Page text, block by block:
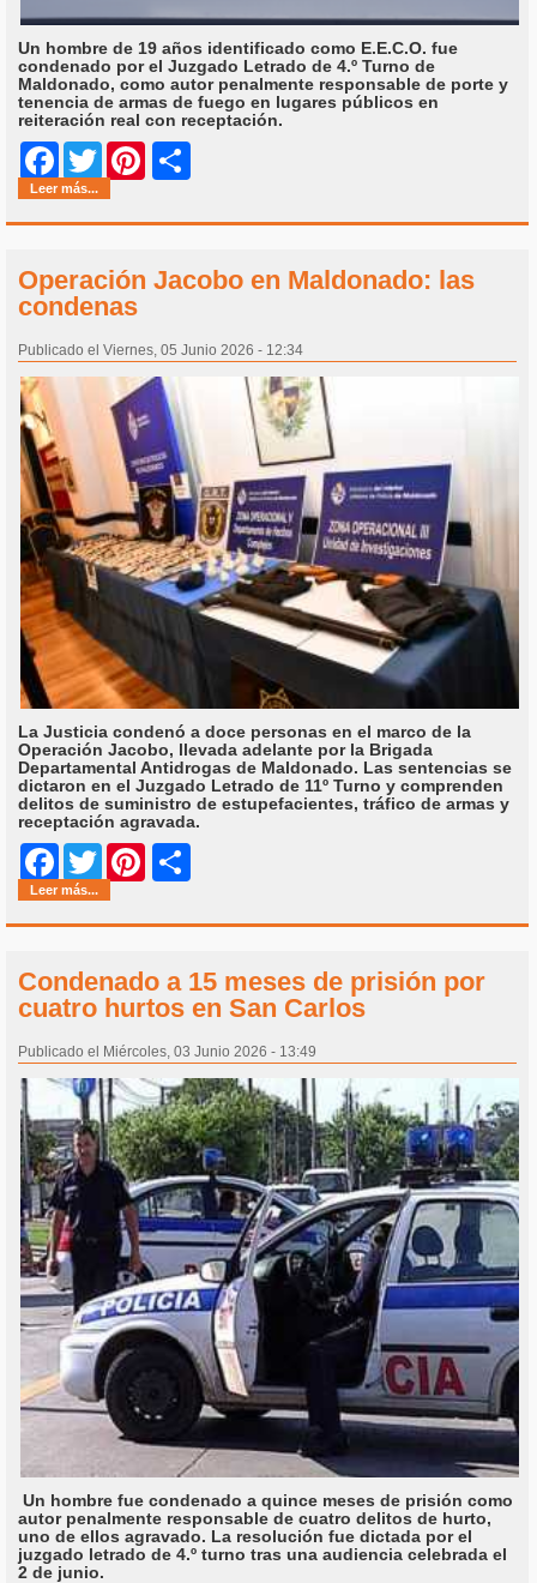
Un hombre de 19 años identificado como E.E.C.O. fue
condenado por el Juzgado Letrado de 4.º Turno de
Maldonado, como autor penalmente responsable de porte y
tenencia de armas de fuego en lugares públicos en
reiteración real con receptación.
Facebook
Twitter Pinterest
Leer más...
Operación Jacobo en Maldonado: las
condenas
Publicado el Viernes, 05 Junio 2026 - 12:34
La Justicia condenó a doce personas en el marco de la
Operación Jacobo, llevada adelante por la Brigada
Departamental Antidrogas de Maldonado. Las sentencias se
dictaron en el Juzgado Letrado de 11º Turno y comprenden
delitos de suministro de estupefacientes, tráfico de armas y
receptación agravada.
Facebook
Twitter Pinterest
Leer más...
Condenado a 15 meses de prisión por
cuatro hurtos en San Carlos
Publicado el Miércoles, 03 Junio 2026 - 13:49
Un hombre fue condenado a quince meses de prisión como
autor penalmente responsable de cuatro delitos de hurto,
uno de ellos agravado. La resolución fue dictada por el
juzgado letrado de 4.º turno tras una audiencia celebrada el
2 de junio.